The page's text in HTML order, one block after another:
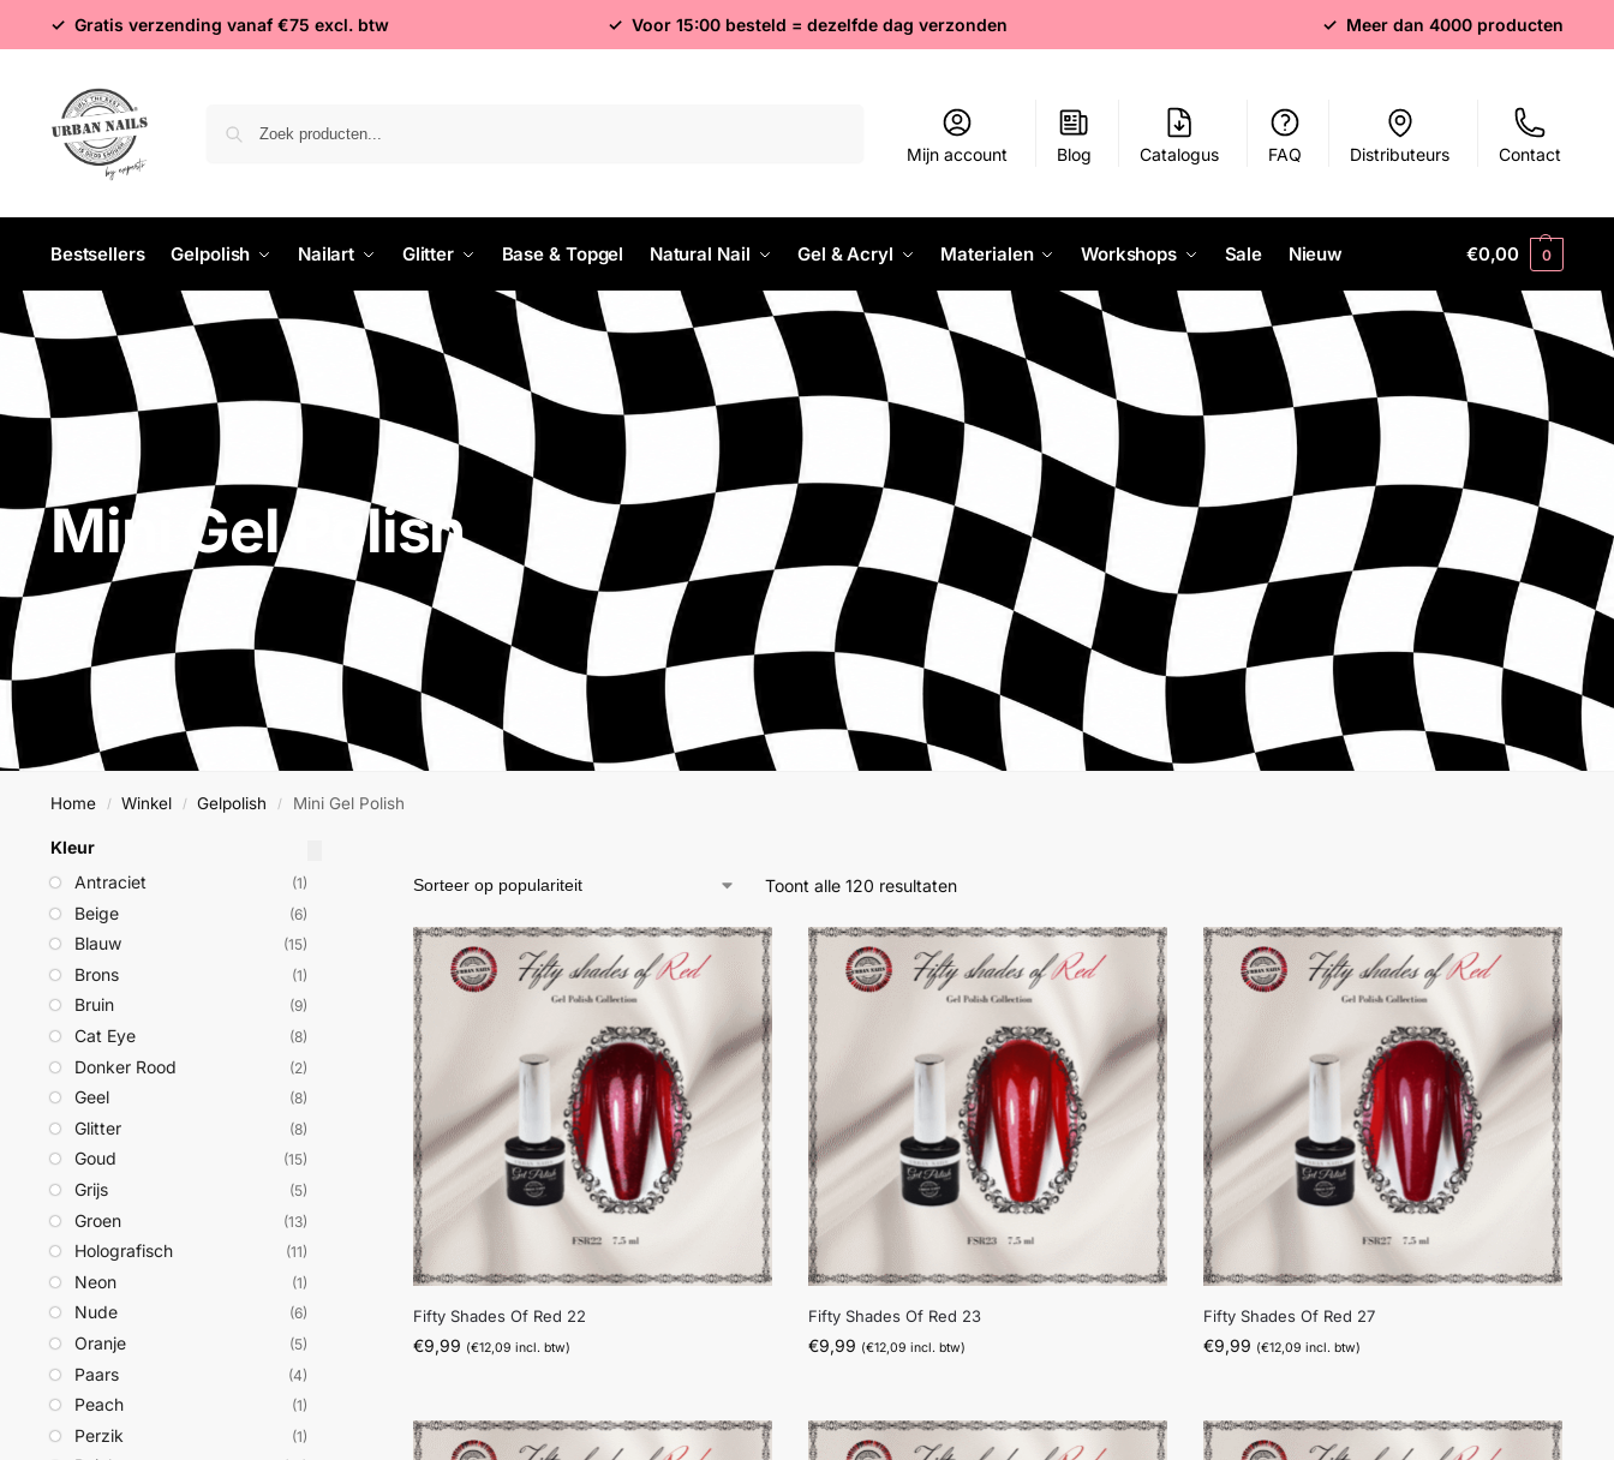
✓ Gratis verzending vanaf €75 excl. btw ✓ Voor 15:00 besteld = dezelfde dag verzonden ✓ Meer dan 4000 producten
Mijn account Blog Catalogus FAQ Distributeurs Contact
Bestsellers Gelpolish Nailart Glitter Base & Topgel Natural Nail Gel & Acryl Materialen Workshops Sale Nieuw €0,00 0
Mini Gel Polish
Home / Winkel / Gelpolish / Mini Gel Polish
Toont alle 120 resultaten
Fifty Shades Of Red 22
€9,99 (€12,09 incl. btw)
Fifty Shades Of Red 23
€9,99 (€12,09 incl. btw)
Fifty Shades Of Red 27
€9,99 (€12,09 incl. btw)
Kleur
Antraciet
(1)
Beige (6)
Blauw (15)
Brons (1)
Bruin (9)
Cat Eye (8)
Donker Rood (2)
Geel (8)
Glitter (8)
Goud (15)
Grijs (5)
Groen (13)
Holografisch (11)
Neon (1)
Nude (6)
Oranje (5)
Paars (4)
Peach (1)
Perzik (1)